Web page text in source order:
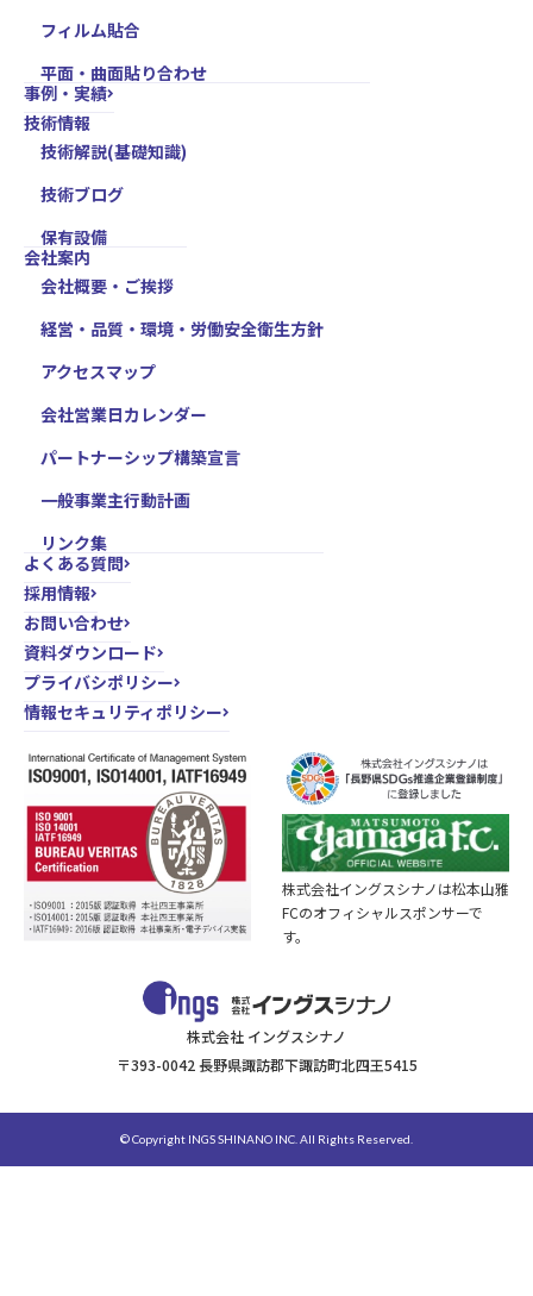
フィルム貼合
平面・曲面貼り合わせ
事例・実績
技術情報
技術解説(基礎知識)
技術ブログ
保有設備
会社案内
会社概要・ご挨拶
経営・品質・環境・労働安全衛生方針
アクセスマップ
会社営業日カレンダー
パートナーシップ構築宣言
一般事業主行動計画
リンク集
よくある質問
採用情報
お問い合わせ
資料ダウンロード
プライバシポリシー
情報セキュリティポリシー
株式会社イングスシナノは松本山雅
FCのオフィシャルスポンサーで
す。
株式会社 イングスシナノ
〒393-0042 長野県諏訪郡下諏訪町北四王5415
© Copyright INGS SHINANO INC. All Rights Reserved.